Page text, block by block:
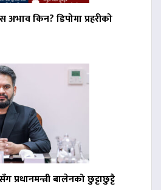
किन? डिपोमा प्रहरीको
प्रधानमन्त्री बालेनको छुट्टाछुट्टै